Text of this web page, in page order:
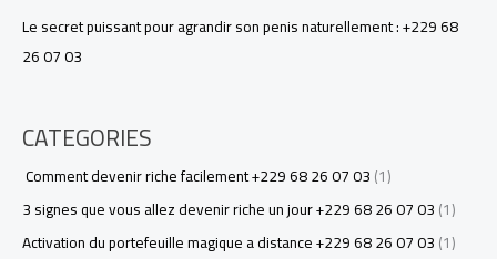
Le secret puissant pour agrandir son penis naturellement : +229 68
26 07 03
CATEGORIES
Comment devenir riche facilement +229 68 26 07 03(1)
3 signes que vous allez devenir riche un jour +229 68 26 07 03(1)
Activation du portefeuille magique a distance +229 68 26 07 03(1)